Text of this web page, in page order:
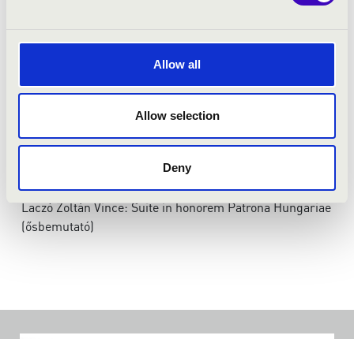
Allow all
Allow selection
Deny
Lorettói litánia (ének, fuvola, orgona)
Koncert:
Laczó Zoltán Vince: Suite in honorem Patrona Hungariae
(ősbemutató)